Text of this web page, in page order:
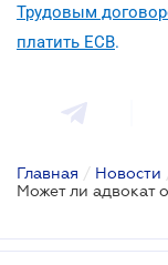
Трудовым
платить ЕСВ.
Главная / Новости